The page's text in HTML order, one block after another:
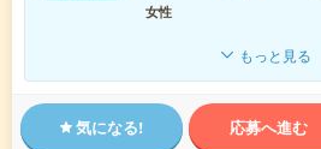
女性
もっと見る
気になる! 応募へ進む